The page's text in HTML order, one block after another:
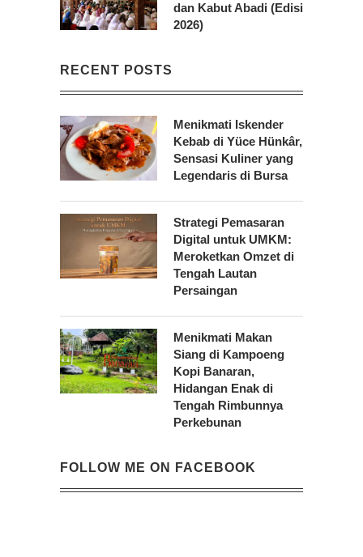
dan Kabut Abadi (Edisi
2026)
RECENT POSTS
Menikmati Iskender
Kebab di Yüce Hünkâr,
Sensasi Kuliner yang
Legendaris di Bursa
Strategi Pemasaran
Digital untuk UMKM:
Meroketkan Omzet di
Tengah Lautan
Persaingan
Menikmati Makan
Siang di Kampoeng
Kopi Banaran,
Hidangan Enak di
Tengah Rimbunnya
Perkebunan
FOLLOW ME ON FACEBOOK